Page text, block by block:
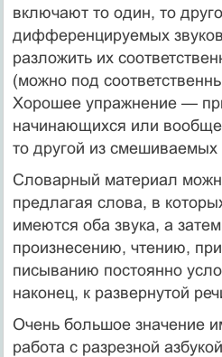
включают то один, то
дифференцируемых
разложить их
(мож­но под
Хорошее упражнение —
начинающихся или
то другой из смешиваемых
Словарный материал
предлагая сло­ва, в
имеются оба звука, а
произнесению, чтению,
писыванию постоянно
наконец, к развернутой
Очень большое значение
работа с раз­резной